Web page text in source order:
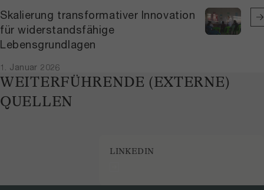
Skalierung transformativer Innovation
für widerstandsfähige
Lebensgrundlagen
1. Januar 2026
WEITERFÜHRENDE (EXTERNE)
QUELLEN
LINKEDIN